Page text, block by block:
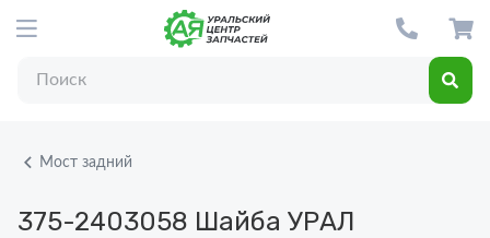
Мост задний
375-2403058 Шайба УРАЛ